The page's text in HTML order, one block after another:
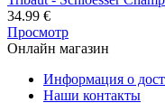
34.99 €
Просмотр
Онлайн магазин
Информация о
Наши контакты